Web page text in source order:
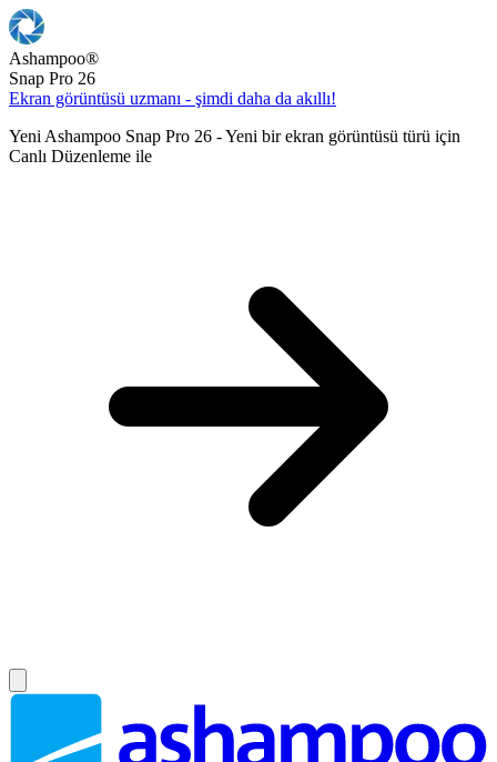
Ashampoo®
Snap Pro 26
Ekran görüntüsü uzmanı - şimdi daha da akıllı!
Yeni Ashampoo Snap Pro 26 - Yeni bir ekran görüntüsü türü için
Canlı Düzenleme ile